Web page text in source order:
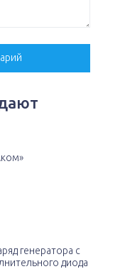
генератора с
диода